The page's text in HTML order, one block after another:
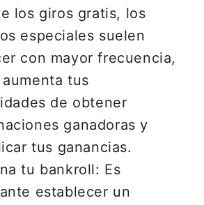
los giros gratis, los
especiales suelen
con mayor frecuencia,
tus
de obtener
ganadoras y
tus ganancias.
tu bankroll: Es
establecer un